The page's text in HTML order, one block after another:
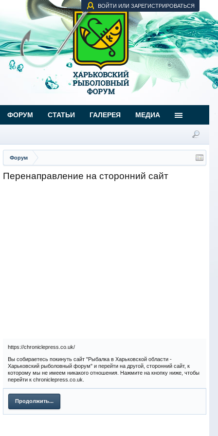
ВОЙТИ ИЛИ ЗАРЕГИСТРИРОВАТЬСЯ
Форум
Перенаправление на сторонний сайт
https://chroniclepress.co.uk/
Вы собираетесь покинуть сайт "Рыбалка в Харьковской области -
Харьковский рыболовный форум" и перейти на другой, сторонний сайт, к
которому мы не имеем никакого отношения. Нажмите на кнопку ниже, чтобы
перейти к chroniclepress.co.uk.
Продолжить...
ФОРУМ СТАТЬИ ГАЛЕРЕЯ МЕДИА